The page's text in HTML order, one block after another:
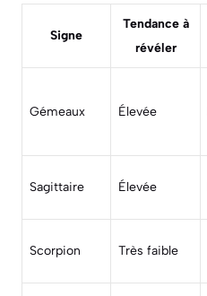
Signe
Tendance à
révéler
Gémeaux Élevée
Sagittaire Élevée
Scorpion Très faible